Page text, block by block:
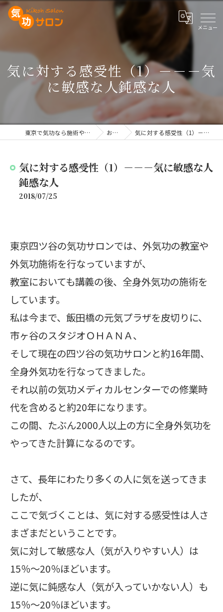
気に対する感受性（1）－－－気
に敏感な人鈍感な人
東京で気功なら施術や講座を行う気功サロン お知らせ 気に対する感受性（1）－－－気に敏感な人鈍感な人
気に対する感受性（1）－－－気に敏感な人
鈍感な人
2018/07/25
東京四ツ谷の気功サロンでは、外気功の教室や
外気功施術を行なっていますが、
教室においても講義の後、全身外気功の施術を
しています。
私は今まで、飯田橋の元気プラザを皮切りに、
市ヶ谷のスタジオＯＨＡＮＡ、
そして現在の四ツ谷の気功サロンと約16年間、
全身外気功を行なってきました。
それ以前の気功メディカルセンターでの修業時
代を含めると約20年になります。
この間、たぶん2000人以上の方に全身外気功を
やってきた計算になるのです。
さて、長年にわたり多くの人に気を送ってきま
したが、
ここで気づくことは、気に対する感受性は人さ
まざまだということです。
気に対して敏感な人（気が入りやすい人）は
15％～20％ほどいます。
逆に気に鈍感な人（気が入っていかない人）も
15％～20％ほどいます。